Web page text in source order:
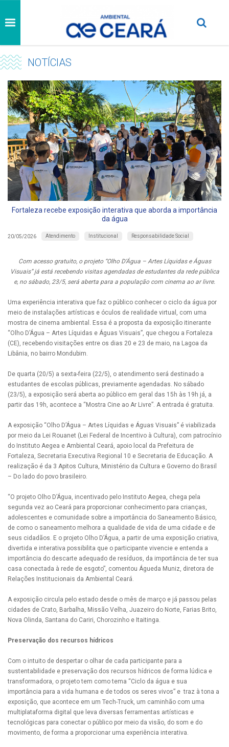
NOTÍCIAS
Fortaleza recebe exposição interativa que aborda a importância
da água
20/05/2026 Atendimento Institucional Responsabilidade Social
Com acesso gratuito, o projeto “Olho D’Água – Artes Líquidas e Águas
Visuais” já está recebendo visitas agendadas de estudantes da rede pública
e, no sábado, 23/5, será aberta para a população com cinema ao ar livre.
Uma experiência interativa que faz o público conhecer o ciclo da água por
meio de instalações artísticas e óculos de realidade virtual, com uma
mostra de cinema ambiental. Essa é a proposta da exposição itinerante
“Olho D’Água – Artes Líquidas e Águas Visuais”, que chegou a Fortaleza
(CE), recebendo visitações entre os dias 20 e 23 de maio, na Lagoa da
Libânia, no bairro Mondubim.
De quarta (20/5) a sexta-feira (22/5), o atendimento será destinado a
estudantes de escolas públicas, previamente agendadas. No sábado
(23/5), a exposição será aberta ao público em geral das 15h às 19h já, a
partir das 19h, acontece a “Mostra Cine ao Ar Livre”. A entrada é gratuita.
A exposição “Olho D’Água – Artes Líquidas e Águas Visuais” é viabilizada
por meio da Lei Rouanet (Lei Federal de Incentivo à Cultura), com patrocínio
do Instituto Aegea e Ambiental Ceará, apoio local da Prefeitura de
Fortaleza, Secretaria Executiva Regional 10 e Secretaria de Educação. A
realização é da 3 Apitos Cultura, Ministério da Cultura e Governo do Brasil
– Do lado do povo brasileiro.
“O projeto Olho D’Água, incentivado pelo Instituto Aegea, chega pela
segunda vez ao Ceará para proporcionar conhecimento para crianças,
adolescentes e comunidade sobre a importância do Saneamento Básico,
de como o saneamento melhora a qualidade de vida de uma cidade e de
seus cidadãos. E o projeto Olho D’Água, a partir de uma exposição criativa,
divertida e interativa possibilita que o participante vivencie e entenda a
importância do descarte adequado de resíduos, da importância de ter sua
casa conectada à rede de esgoto”, comentou Águeda Muniz, diretora de
Relações Institucionais da Ambiental Ceará.
A exposição circula pelo estado desde o mês de março e já passou pelas
cidades de Crato, Barbalha, Missão Velha, Juazeiro do Norte, Farias Brito,
Nova Olinda, Santana do Cariri, Chorozinho e Itaitinga.
Preservação dos recursos hídricos
Com o intuito de despertar o olhar de cada participante para a
sustentabilidade e preservação dos recursos hídricos de forma lúdica e
transformadora, o projeto tem como tema “Ciclo da água e sua
importância para a vida humana e de todos os seres vivos” e traz à tona a
exposição, que acontece em um Tech-Truck, um caminhão com uma
multiplataforma digital que leva diversas ferramentas artísticas e
tecnológicas para conectar o público por meio da visão, do som e do
movimento, de forma a proporcionar uma experiência interativa.